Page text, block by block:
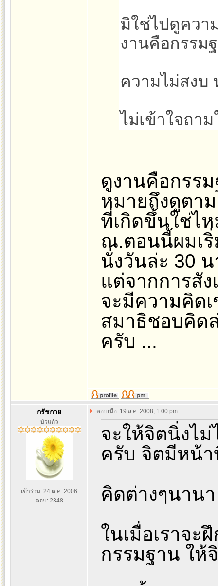
มิใช่ไปดูควา
งานคือกรรม
ความไม่สงบ
ไม่เข้าใจถา
ดูงานคือกรร
หมายถึงดูตา
ที่เกิดขึ้นใช่ไ
ณ.ตอนนี้ผมเริ่
นั่งวันล่ะ 30
แต่จากการสั
จะมีความคิด
สมาธิชอบคิด
ครับ ...
กรัชกาย
บัวแก้ว
เข้าร่วม: 24 ต.ค. 2006
ตอบ: 2348
ตอบเมื่อ: 19 ส.ค. 2008, 1:00 pm
จะให้จิตนิ่งไ
ครับ จิตมีหน้า
คิดต่างๆนานา
ในเมื่อเราจะ
กรรมฐาน ให้